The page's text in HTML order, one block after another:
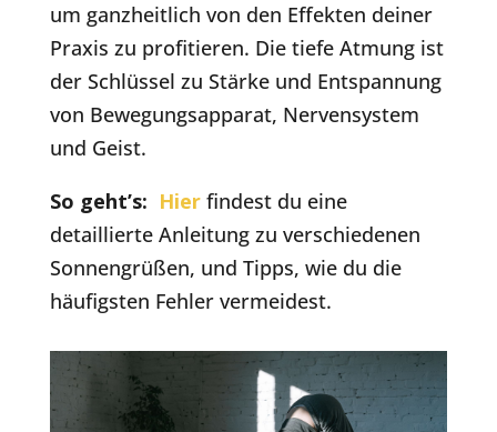
um ganzheitlich von den Effekten deiner
Praxis zu profitieren. Die tiefe Atmung ist
der Schlüssel zu Stärke und Entspannung
von Bewegungsapparat, Nervensystem
und Geist.
So geht’s: Hierfindest du eine
detaillierte Anleitung zu verschiedenen
Sonnengrüßen, und Tipps, wie du die
häufigsten Fehler vermeidest.